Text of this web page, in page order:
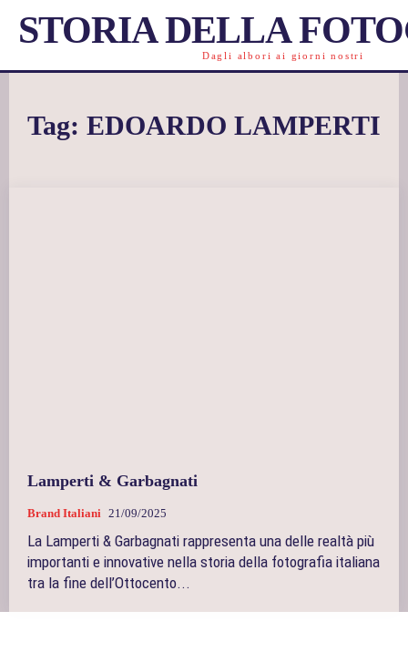
STORIA DELLA
Dagli albori ai giorni nostri
Tag: EDOARDO LAMPERTI
Lamperti & Garbagnati
Brand Italiani 21/09/2025
La Lamperti & Garbagnati rappresenta una delle realtà più
importanti e innovative nella storia della fotografia italiana
tra la fine dell’Ottocento...